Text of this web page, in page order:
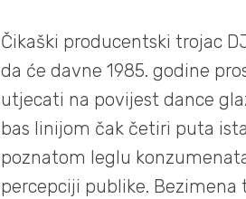
Čikaški producentski trojac
da će davne 1985. godine
utjecati na povijest dance
bas linijom čak četiri puta
poznatom leglu
percepciji publike.